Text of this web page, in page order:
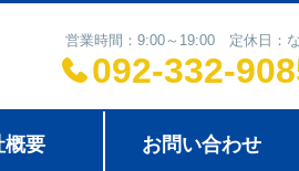
営業時間：9:00～19:00 定休日：
092-332-
概要 お問い合わせ